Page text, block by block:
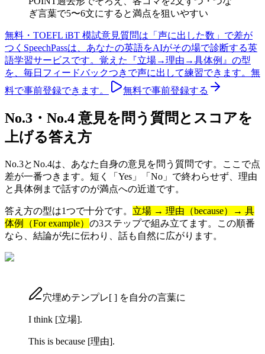
ぎ言葉で5〜6文にすると満点を狙いやすい
無料・TOEFL iBT 模試意見質問は「声に出した数」で差が
つく SpeechPassは、あなたの英語をAIがその場で診断する英
語学習サービスです。覚えた『立場→理由→具体例』の型
を、毎日フィードバックつきで声に出して練習できます。無
料で事前登録できます。
無料で事前登録する
No.3・No.4 意見を問う質問とスコアを
上げる答え方
No.3とNo.4は、あなた自身の意見を問う質問です。ここで点
差が一番つきます。短く「Yes」「No」で終わらせず、理由
と具体例まで話すのが満点への近道です。
答え方の型は1つで十分です。 立場 → 理由（because）→ 具
体例（For example） の3ステップで組み立てます。この順番
なら、結論が先に伝わり、話も自然に広がります。
穴埋めテンプレ[ ] を自分の言葉に
I think [立場].
This is because [理由].